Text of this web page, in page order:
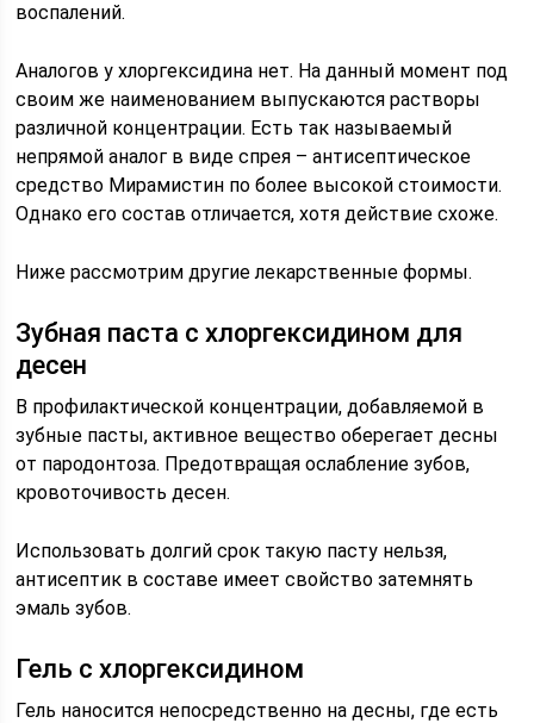
воспалений.
Аналогов у хлоргексидина нет. На данный момент под
своим же наименованием выпускаются растворы
различной концентрации. Есть так называемый
непрямой аналог в виде спрея – антисептическое
средство Мирамистин по более высокой стоимости.
Однако его состав отличается, хотя действие схоже.
Ниже рассмотрим другие лекарственные формы.
Зубная паста с хлоргексидином для
десен
В профилактической концентрации, добавляемой в
зубные пасты, активное вещество оберегает десны
от пародонтоза. Предотвращая ослабление зубов,
кровоточивость десен.
Использовать долгий срок такую пасту нельзя,
антисептик в составе имеет свойство затемнять
эмаль зубов.
Гель с хлоргексидином
Гель наносится непосредственно на десны, где есть